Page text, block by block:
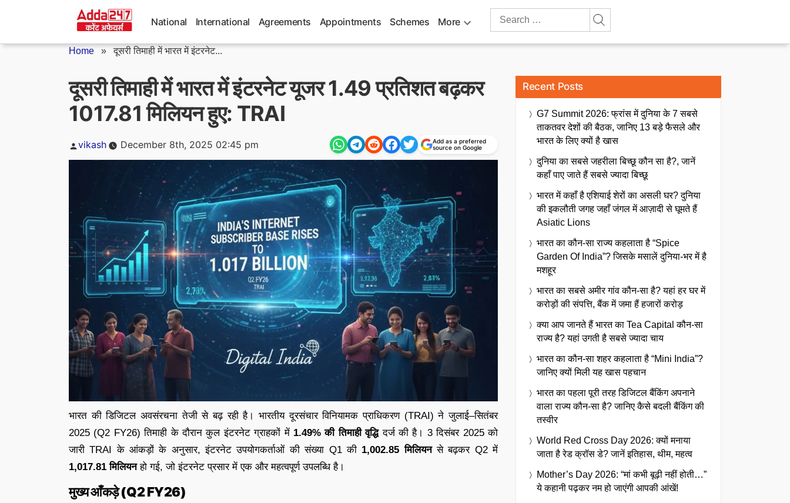
National International Agreements Appointments Schemes More
Search
Home »दूसरी तिमाही में भारत में इंटरनेट...
दूसरी तिमाही में भारत में इंटरनेट यूजर 1.49 प्रतिशत बढ़कर
1017.81 मिलियन हुए: TRAI
Posted
vikash December 8th, 2025 02:45 pm
Add as a preferred
source on Google
भारत की डिजिटल अवसंरचना तेजी से बढ़ रही है। भारतीय दूरसंचार विनियामक प्राधिकरण (TRAI) ने जुलाई–सितंबर
2025 (Q2 FY26) तिमाही के दौरान कुल इंटरनेट ग्राहकों में 1.49% की तिमाही वृद्धिदर्ज की है। 3 दिसंबर 2025 को
जारी TRAI के आंकड़ों के अनुसार, इंटरनेट उपयोगकर्ताओं की संख्या Q1 की 1,002.85 मिलियनसे बढ़कर Q2 में
1,017.81 मिलियनहो गई, जो इंटरनेट प्रसार में एक और महत्वपूर्ण उपलब्धि है।
मुख्य आँकड़े (Q2 FY26)
Recent Posts
G7 Summit 2026: फ्रांस में दुनिया के 7 सबसे
ताकतवर देशों की बैठक, जानिए 13 बड़े फैसले और
भारत के लिए क्यों है खास
दुनिया का सबसे जहरीला बिच्छू कौन सा है?, जानें
कहाँ पाए जाते हैं सबसे ज्यादा बिच्छू
भारत में कहाँ है एशियाई शेरों का असली घर? दुनिया
की इकलौती जगह जहाँ जंगल में आज़ादी से घूमते हैं
Asiatic Lions
भारत का कौन-सा राज्य कहलाता है “Spice
Garden Of India”? जिसके मसालें दुनिया-भर में है
मशहूर
भारत का सबसे अमीर गांव कौन-सा है? यहां हर घर में
करोड़ों की संपत्ति, बैंक में जमा हैं हजारों करोड़
क्या आप जानते हैं भारत का Tea Capital कौन-सा
राज्य है? यहां उगती है सबसे ज्यादा चाय
भारत का कौन-सा शहर कहलाता है “Mini India”?
जानिए क्यों मिली यह खास पहचान
भारत का पहला पूरी तरह डिजिटल बैंकिंग अपनाने
वाला राज्य कौन-सा है? जानिए कैसे बदली बैंकिंग की
तस्वीर
World Red Cross Day 2026: क्यों मनाया
जाता है रेड क्रॉस डे? जानें इतिहास, थीम, महत्व
Mother’s Day 2026: “मां कभी बूढ़ी नहीं होती…”
ये कहानी पढ़कर नम हो जाएंगी आपकी आंखें!